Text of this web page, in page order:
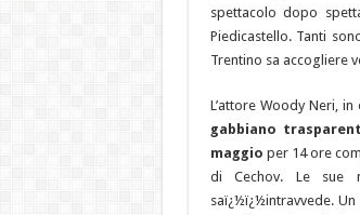
spettacolo dopo
Piedicastello. Tanti
Trentino sa accogliere
L’attore Woody Neri,
gabbiano
maggio per 14 ore
di Cechov. Le sue
saï¿½ï¿½intravvede.